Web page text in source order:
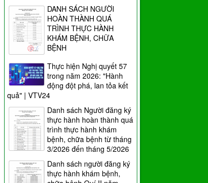
DANH SÁCH NGƯỜI
HOÀN THÀNH QUÁ
TRÌNH THỰC HÀNH
KHÁM BỆNH, CHỮA
BỆNH
Thực hiện Nghị quyết 57
trong năm 2026: "Hành
động đột phá, lan tỏa kết
quả" | VTV24
Danh sách Người đăng ký
thực hành hoàn thành quá
trình thực hành khám
bệnh, chữa bệnh từ tháng
3/2026 đến tháng 5/2026
Danh sách người đăng ký
thực hành khám bệnh,